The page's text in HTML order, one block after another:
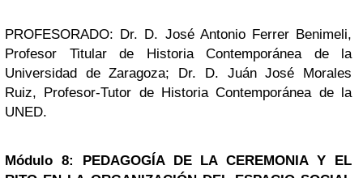
PROFESORADO: Dr. D. José Antonio Ferrer Benimeli,
Profesor Titular de Historia Contemporánea de la
Universidad de Zaragoza; Dr. D. Juán José Morales
Ruiz, Profesor-Tutor de Historia Contemporánea de la
UNED.
Módulo 8: PEDAGOGÍA DE LA CEREMONIA Y EL